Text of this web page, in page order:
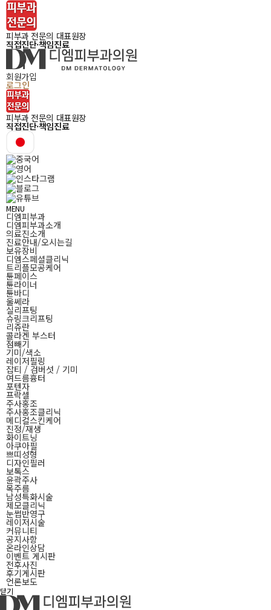
피부과 전문의 대표원장
직접진단·책임진료
회원가입
로그인
피부과 전문의 대표원장
직접진단·책임진료
MENU
디엠피부과
디엠피부과소개
의료진소개
진료안내/오시는길
보유장비
디엠스페셜클리닉
트리플모공케어
튠페이스
튠라이너
튠바디
울쎄라
실리프팅
슈링크리프팅
리쥬란
콜라겐 부스터
점빼기
기미/색소
레이저필링
잡티 / 검버섯 / 기미
여드름흉터
포텐자
프락셀
주사홍조
주사홍조클리닉
메디컬스킨케어
진정/재생
화이트닝
아쿠아필
쁘띠성형
디자인필러
보톡스
윤곽주사
목주름
남성특화시술
제모클리닉
눈썹반영구
레이저시술
커뮤니티
공지사항
온라인상담
이벤트 게시판
전후사진
후기게시판
언론보도
닫기